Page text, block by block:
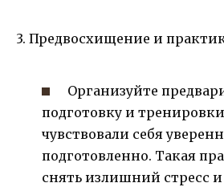
3. Предвосхищение и
Организуйте
подготовку и
чувствовали себя
подготовленно. Такая
снять излишний стресс